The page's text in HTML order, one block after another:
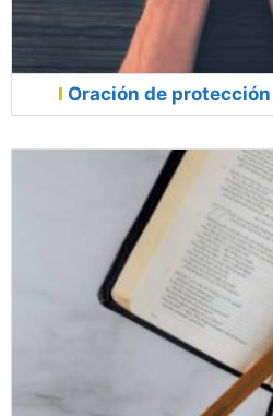
Oración de